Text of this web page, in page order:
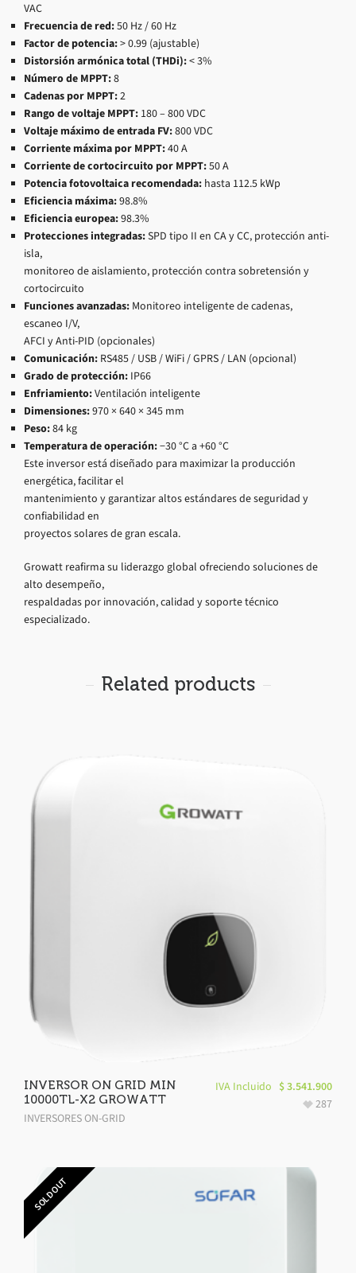
VAC
Frecuencia de red:50 Hz / 60 Hz
Factor de potencia:> 0.99 (ajustable)
Distorsión armónica total (THDi):< 3%
Número de MPPT:8
Cadenas por MPPT:2
Rango de voltaje MPPT: 180 – 800 VDC
Voltaje máximo de entrada FV:800 VDC
Corriente máxima por MPPT:40 A
Corriente de cortocircuito por MPPT:50 A
Potencia fotovoltaica recomendada: hasta 112.5 kWp
Eficiencia máxima:98.8%
Eficiencia europea:98.3%
Protecciones integradas:SPD tipo II en CA y CC, protección anti-
isla,
monitoreo de aislamiento, protección contra sobretensión y
cortocircuito
Funciones avanzadas: Monitoreo inteligente de cadenas,
escaneo I/V,
AFCI y Anti-PID (opcionales)
Comunicación: RS485 / USB / WiFi / GPRS / LAN (opcional)
Grado de protección: IP66
Enfriamiento:Ventilación inteligente
Dimensiones:970 × 640 × 345 mm
Peso:84 kg
Temperatura de operación:−30 °C a +60 °C
Este inversor está diseñado para maximizar la producción
energética, facilitar el
mantenimiento y garantizar altos estándares de seguridad y
confiabilidad en
proyectos solares de gran escala.
Growatt reafirma su liderazgo global ofreciendo soluciones de
alto desempeño,
respaldadas por innovación, calidad y soporte técnico
especializado.
Related products
INVERSOR ON GRID MIN
10000TL-X2 GROWATT
INVERSORES ON-GRID
IVA Incluido $3.541.900
287
SOLD OUT